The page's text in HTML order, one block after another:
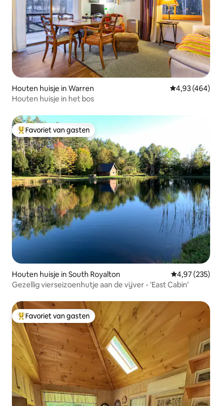
Houten huisje in Warren Gemiddelde
4,93 (464)
Houten huisje in het bos
Topfavoriet van gasten
Favoriet van gasten
Houten huisje in South Royalton Gemiddelde
4,97 (235)
Gezellig vierseizoenhutje aan de vijver - 'East Cabin'
Topfavoriet van gasten
Favoriet van gasten